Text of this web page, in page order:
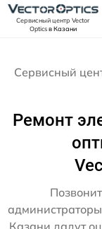
Сервисный центр Vector
Opticsв Казани
Сервисный
Ремонт